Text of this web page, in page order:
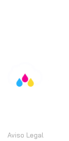
Aviso Legal